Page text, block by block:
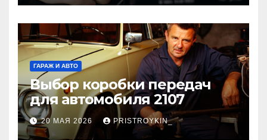
города
ГАРАЖ И АВТО
Выбор коробки передач
для автомобиля 2107
20 МАЯ 2026 PRISTROYKIN_